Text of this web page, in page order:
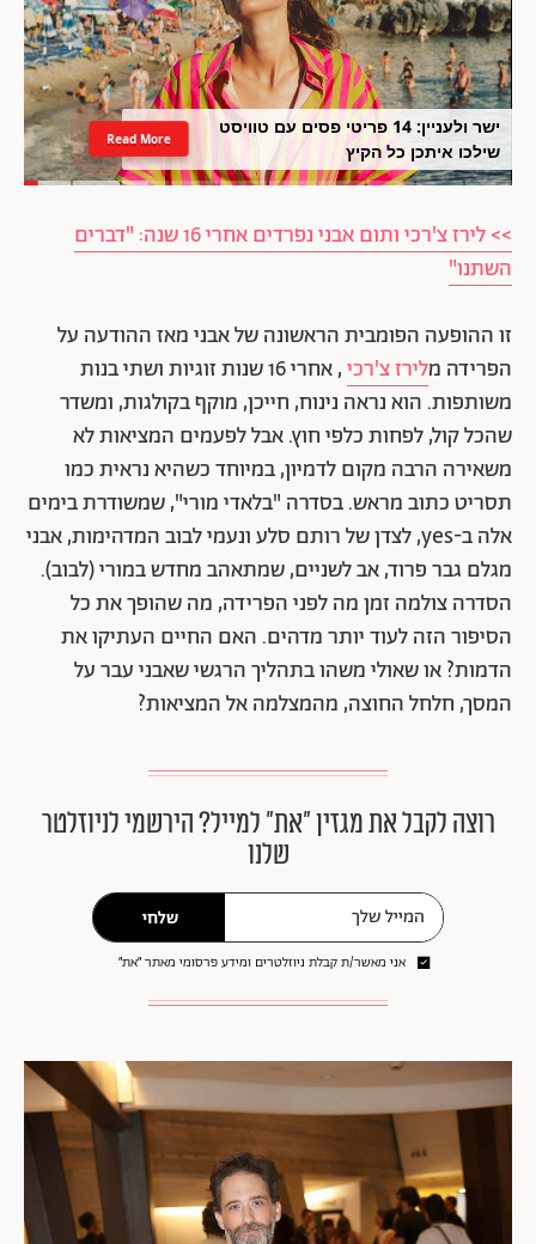
ישר ולעניין: 14 פריטי פסים עם טוויסט
שילכו איתכן כל הקיץ
Read More
>> לירז צ'רכי ותום אבני נפרדים אחרי 16 שנה: "דברים
השתנו"
זו ההופעה הפומבית הראשונה של אבני מאז ההודעה על
הפרידה מלירז צ'רכי
, אחרי 16 שנות זוגיות ושתי בנות
משותפות. הוא נראה נינוח, חייכן, מוקף בקולגות, ומשדר
שהכל קול, לפחות כלפי חוץ. אבל לפעמים המציאות לא
משאירה הרבה מקום לדמיון, במיוחד כשהיא נראית כמו
תסריט כתוב מראש. בסדרה "בלאדי מורי", שמשודרת בימים
אלה ב-yes, לצדן של רותם סלע ונעמי לבוב המדהימות, אבני
מגלם גבר פרוד, אב לשניים, שמתאהב מחדש במורי (לבוב).
הסדרה צולמה זמן מה לפני הפרידה, מה שהופך את כל
הסיפור הזה לעוד יותר מדהים. האם החיים העתיקו את
הדמות? או שאולי משהו בתהליך הרגשי שאבני עבר על
המסך, חלחל החוצה, מהמצלמה אל המציאות?
רוצה לקבל את מגזין ״את״ למייל? הירשמי לניוזלטר
שלנו
שלחי
אני מאשר/ת קבלת ניוזלטרים ומידע פרסומי מאתר ״את״